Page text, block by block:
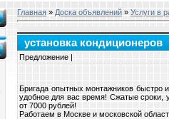
Главная » Доска объявлений » Услуги в
установка кондиционеров
Предложение |
Бригада опытных монтажников быстро
удобное для вас время! Сжатые сроки,
от 7000 рублей!
Работаем в Москве и московской